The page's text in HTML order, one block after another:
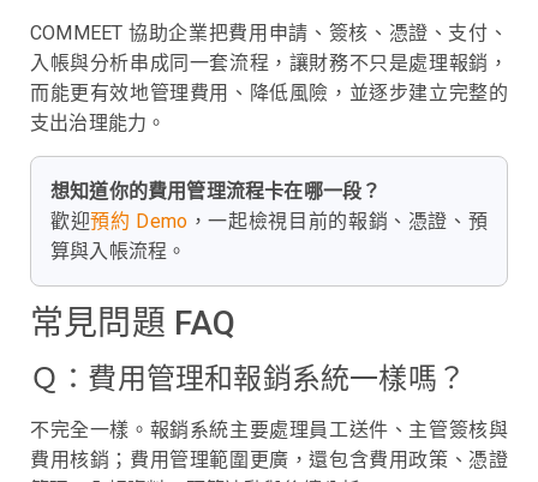
COMMEET 協助企業把費用申請、簽核、憑證、支付、
入帳與分析串成同一套流程，讓財務不只是處理報銷，
而能更有效地管理費用、降低風險，並逐步建立完整的
支出治理能力。
想知道你的費用管理流程卡在哪一段？
歡迎預約 Demo ，一起檢視目前的報銷、憑證、預
算與入帳流程。
常見問題 FAQ
Ｑ：費用管理和報銷系統一樣嗎？
不完全一樣。報銷系統主要處理員工送件、主管簽核與
費用核銷；費用管理範圍更廣，還包含費用政策、憑證